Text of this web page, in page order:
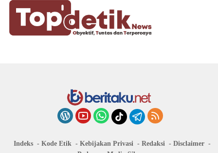
Indeks Kode Etik Kebijakan Privasi Redaksi
Disclaimer